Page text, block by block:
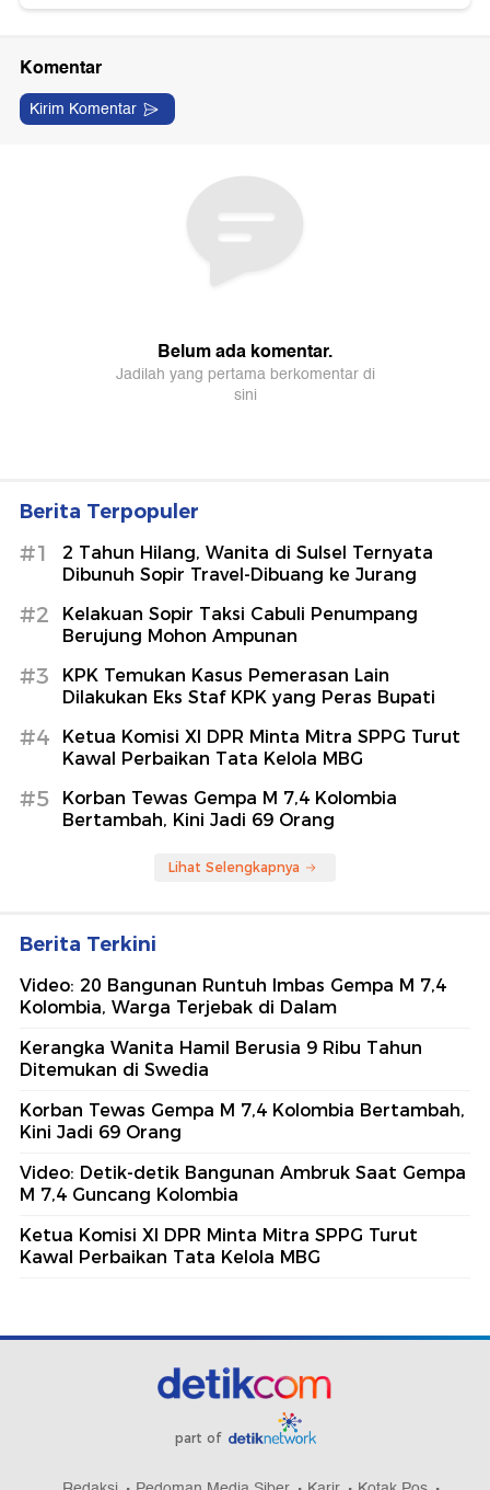
Berita Terpopuler
#1
2 Tahun Hilang, Wanita di Sulsel Ternyata
Dibunuh Sopir Travel-Dibuang ke Jurang
#2
Kelakuan Sopir Taksi Cabuli Penumpang
Berujung Mohon Ampunan
#3
KPK Temukan Kasus Pemerasan Lain
Dilakukan Eks Staf KPK yang Peras Bupati
#4
Ketua Komisi XI DPR Minta Mitra SPPG Turut
Kawal Perbaikan Tata Kelola MBG
#5
Korban Tewas Gempa M 7,4 Kolombia
Bertambah, Kini Jadi 69 Orang
Lihat Selengkapnya
Berita Terkini
Video: 20 Bangunan Runtuh Imbas Gempa M 7,4
Kolombia, Warga Terjebak di Dalam
Kerangka Wanita Hamil Berusia 9 Ribu Tahun
Ditemukan di Swedia
Korban Tewas Gempa M 7,4 Kolombia Bertambah,
Kini Jadi 69 Orang
Video: Detik-detik Bangunan Ambruk Saat Gempa
M 7,4 Guncang Kolombia
Ketua Komisi XI DPR Minta Mitra SPPG Turut
Kawal Perbaikan Tata Kelola MBG
part of